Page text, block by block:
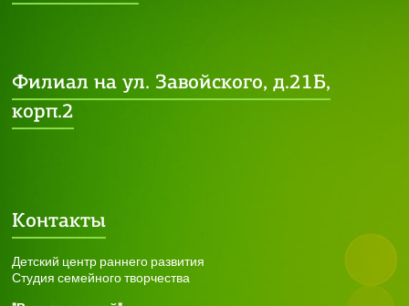
Филиал на ул. Завойского, д.21Б,
корп.2
Контакты
Детский центр раннего развития
Студия семейного творчества